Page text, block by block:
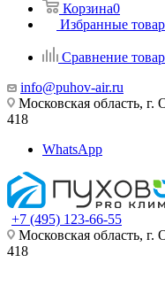
Корзина0
Избранные
Сравнение
info@puhov-air.ru
Московская область,
418
WhatsApp
+7 (495) 123-66-55
Московская область,
418